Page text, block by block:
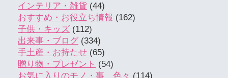
インテリア・雑貨 (44)
おすすめ・お役立ち情報 (162)
子供・キッズ (112)
出来事・ブログ (334)
手土産・お持たせ (65)
贈り物・プレゼント (54)
お気に入りのモノ・事 色々 (114)